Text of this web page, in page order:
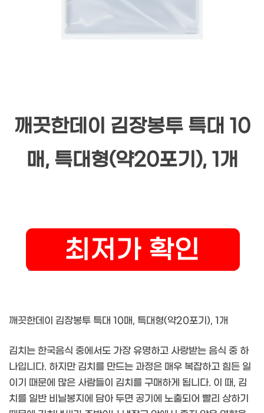
깨끗한데이 김장봉투 특대 10
매, 특대형(약20포기), 1개
깨끗한데이 김장봉투 특대 10매, 특대형(약20포기), 1개
김치는 한국음식 중에서도 가장 유명하고 사랑받는 음식 중 하
나입니다. 하지만 김치를 만드는 과정은 매우 복잡하고 힘든 일
이기 때문에 많은 사람들이 김치를 구매하게 됩니다. 이 때, 김
치를 일반 비닐봉지에 담아 두면 공기에 노출되어 빨리 상하기